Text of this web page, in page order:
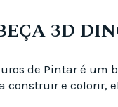
3D
de Pintar é
construir e